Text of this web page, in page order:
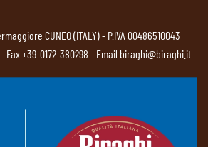
CUNEO (ITALY) - P.IVA 00486510043
Fax +39-0172-380298 - Email biraghi@biraghi.it